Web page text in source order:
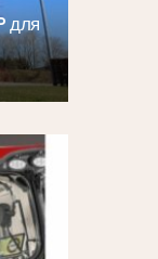
для